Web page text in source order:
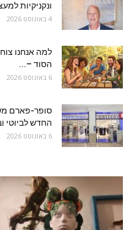
ונקניקיות
4 באוגוסט 2026
למה אנחנו
הסוד –...
6 באוגוסט 2026
החדש לביוטי
6 באוגוסט 2026